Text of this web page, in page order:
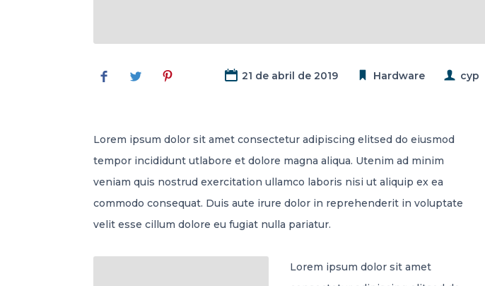
21 de abril de 2019 Hardware cyp
Lorem ipsum dolor sit amet consectetur adipiscing elitsed do eiusmod
tempor incididunt utlabore et dolore magna aliqua. Utenim ad minim
veniam quis nostrud exercitation ullamco laboris nisi ut aliquip ex ea
commodo consequat. Duis aute irure dolor in reprehenderit in voluptate
velit esse cillum dolore eu fugiat nulla pariatur.
Lorem ipsum dolor sit amet